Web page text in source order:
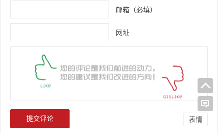
邮箱（必填）
网址
表情